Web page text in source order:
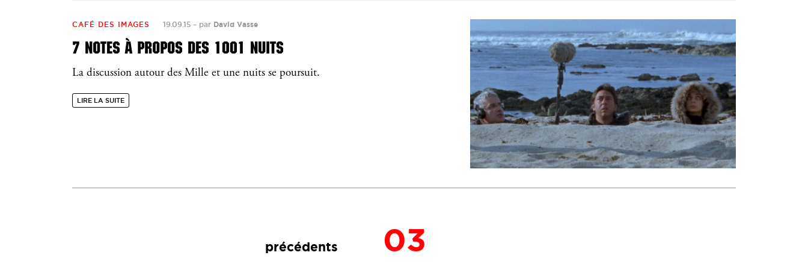
CAFÉ DES IMAGES 19.09.15 – par David Vasse
7 NOTES À PROPOS DES 1001 NUITS
La discussion autour des Mille et une nuits se poursuit.
LIRE LA SUITE
précédents 03